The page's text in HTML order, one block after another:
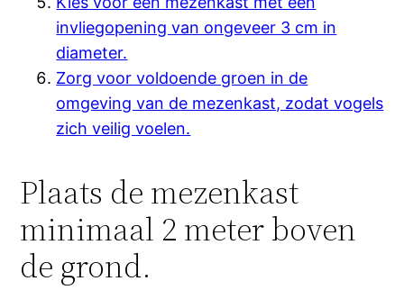
invliegopening van ongeveer 3 cm in
diameter.
Zorg voor voldoende groen in de
omgeving van de mezenkast, zodat vogels
zich veilig voelen.
Plaats de mezenkast
minimaal 2 meter boven
de grond.